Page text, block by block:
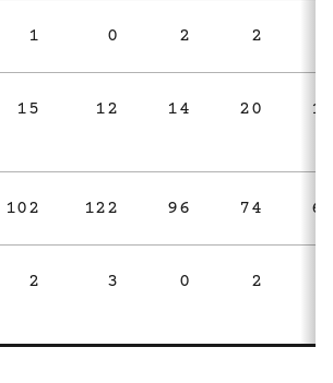
1 0 2 2
15 12 14 20 14
102 122 96 74 65
2 3 0 2